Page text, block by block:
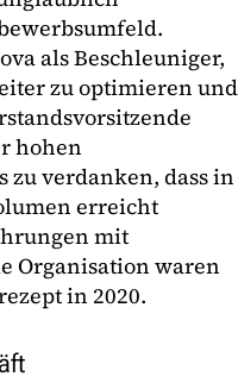
als Beschleuniger,
zu optimieren und
hohen
zu verdanken, dass in
erreicht
mit
Organisation waren
in 2020.